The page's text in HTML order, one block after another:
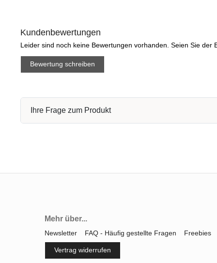
Kundenbewertungen
Leider sind noch keine Bewertungen vorhanden. Seien Sie der
Bewertung schreiben
Ihre Frage zum Produkt
Mehr über...
Newsletter FAQ - Häufig gestellte Fragen Freebies
Vertrag widerrufen